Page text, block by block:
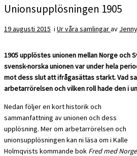
Unionsupplösningen 1905
19 augusti 2015 i Ur våra samlingarav
1905 upplöstes unionen mellan Norge och
svensk-norska unionen var under hela
mot dess slut att ifrågasättas starkt. Vad
arbetarrörelsen och vilken roll hade den i
Nedan följer en kort historik och
sammanfattning av unionen och dess
upplösning. Mer om arbetarrörelsen och
unionsupplösningen kan ni läsa om i Kalle
Holmqvists kommande bok Fred med Norge